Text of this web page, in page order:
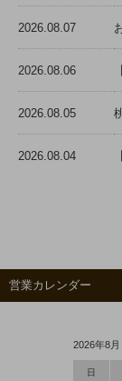
営業カレンダー
2026年8月
日